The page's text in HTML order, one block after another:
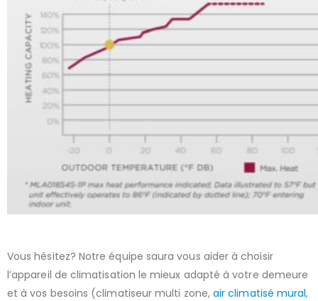
Vous hésitez? Notre équipe saura vous aider à choisir
l’appareil de climatisation le mieux adapté à votre demeure
et à vos besoins (climatiseur multi zone, air climatisé mural,